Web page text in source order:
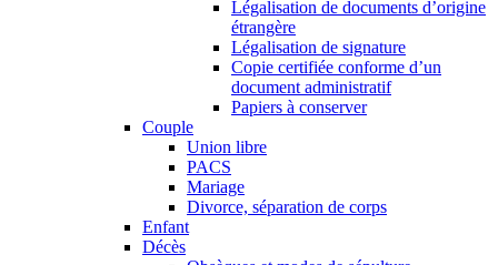
Légalisation de documents d’origine
étrangère
Légalisation de signature
Copie certifiée conforme d’un
document administratif
Papiers à conserver
Couple
Union libre
PACS
Mariage
Divorce, séparation de corps
Enfant
Décès